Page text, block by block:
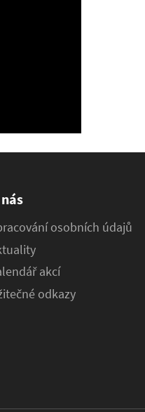
osobních údajů
akcí
odkazy